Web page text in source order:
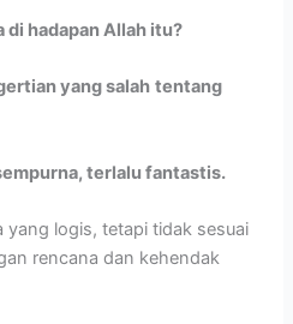
di hadapan Allah itu?
yangsalah tentang
terlalu fantastis.
yang logis, tetapi tidak sesuai
rencana dan kehendak